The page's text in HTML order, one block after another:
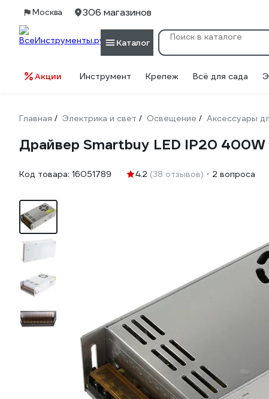
Москва 306 магазинов
Каталог
Акции Инструмент Крепеж Всё для сада
Главная / Электрика и свет / Освещение / Аксессуары
Драйвер Smartbuy LED IP20
Код товара: 16051789 4.2 (38 отзывов) 2 вопроса